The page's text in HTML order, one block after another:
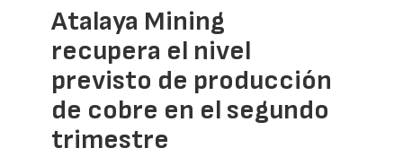
Atalaya Mining
recupera el nivel
previsto de producción
de cobre en el segundo
trimestre